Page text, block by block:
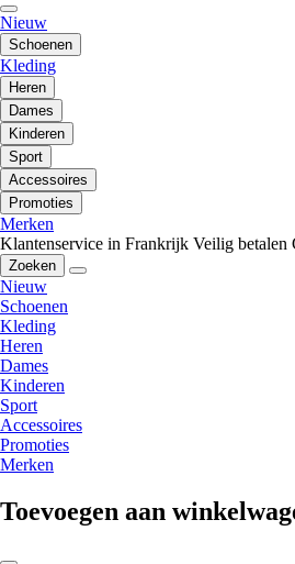
Nieuw
Schoenen
Kleding
Heren
Dames
Kinderen
Sport
Accessoires
Promoties
Merken
Klantenservice in Frankrijk Veilig betalen
Zoeken
Nieuw
Schoenen
Kleding
Heren
Dames
Kinderen
Sport
Accessoires
Promoties
Merken
Toevoegen aan